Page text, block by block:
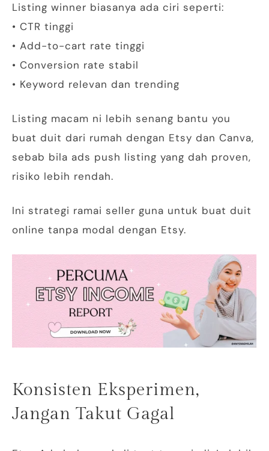
Listing winner biasanya ada ciri seperti:
• CTR tinggi
• Add-to-cart rate tinggi
• Conversion rate stabil
• Keyword relevan dan trending
Listing macam ni lebih senang bantu you
buat duit dari rumah dengan Etsy dan Canva,
sebab bila ads push listing yang dah proven,
risiko lebih rendah.
Ini strategi ramai seller guna untuk buat duit
online tanpa modal dengan Etsy.
Konsisten Eksperimen,
Jangan Takut Gagal